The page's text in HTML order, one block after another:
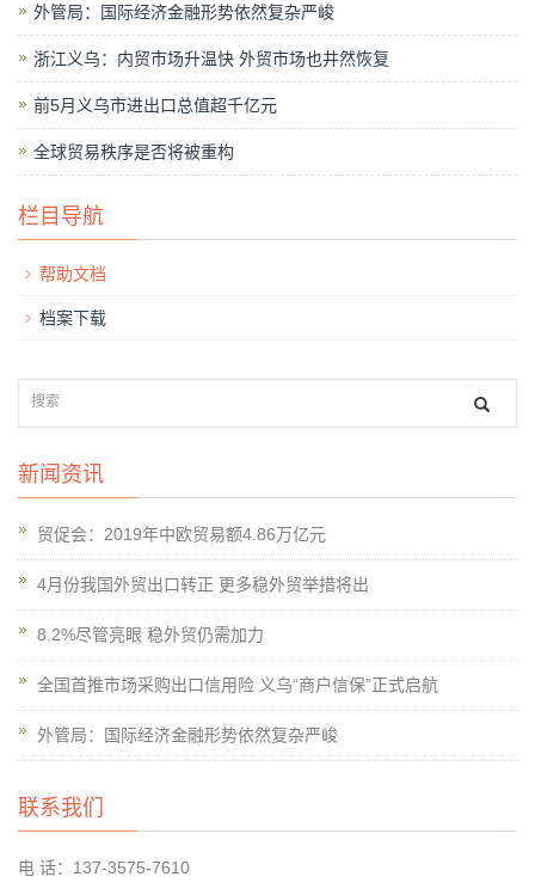
外管局：国际经济金融形势依然复杂严峻
浙江义乌：内贸市场升温快 外贸市场也井然恢复
前5月义乌市进出口总值超千亿元
全球贸易秩序是否将被重构
栏目导航
帮助文档
档案下载
新闻资讯
贸促会：2019年中欧贸易额4.86万亿元
4月份我国外贸出口转正 更多稳外贸举措将出
8.2%尽管亮眼 稳外贸仍需加力
全国首推市场采购出口信用险 义乌“商户信保”正式启航
外管局：国际经济金融形势依然复杂严峻
联系我们
电 话：137-3575-7610